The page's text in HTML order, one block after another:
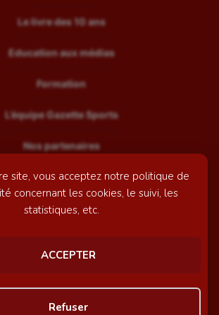
site, vous acceptez notre politique de
concernant les cookies, le suivi, les
statistiques, etc.
ACCEPTER
Refuser
Le livre des 10 ans
Education aux médias
Formation
L’équipe Gazette Sports
Nos partenaires
Recrutement
Mentions légales
- 2026 | Site internet réalisé par